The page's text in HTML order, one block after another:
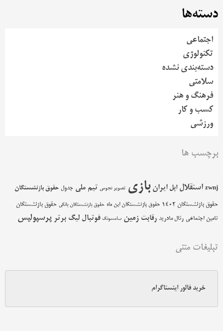
دسته‌ها
اجتماعی
تکنولوژی
دسته‌بندی نشده
سلامتی
فرهنگ و هنر
کسب و کار
ورزشی
برچسب ها
zwnj استقلال اپل ایران بازی تصویر نجومی تیم ملی جدول حقوق بازنشستگان
حقوق بازنشستگان 1402 حقوق بازنشستگان این ماه حقوق بازنشستگان بانکی حقوق بازنشستگان
تامین اجتماعی رئال مادرید رقابت زمین سامسونگ فوتبال لیگ برتر پرسپولیس
تبلیغات متنی
خرید فالور اینستاگرام